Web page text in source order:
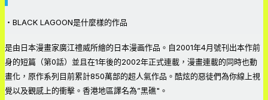
・BLACK LAGOON是什麼樣的作品
是由日本漫畫家廣江禮威所繪的日本漫画作品。自2001年4月號刊出本作前
身的短篇（第0話）並且在1年後的2002年正式連載，漫畫連載的同時也動
畫化，原作系列目前累計850萬部的超人氣作品。酷炫的惡徒們為你線上視
覺以及觀感上的衝擊。香港地區譯名為”黑礁"。